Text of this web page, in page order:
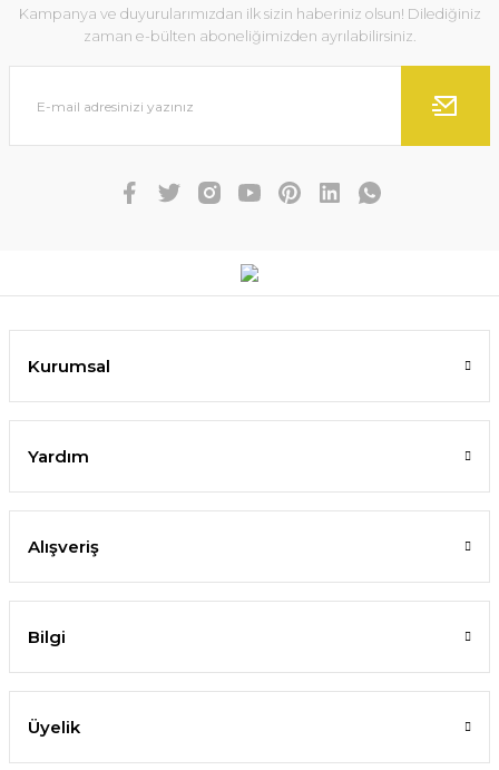
Kampanya ve duyurularımızdan ilk sizin haberiniz olsun! Dilediğiniz
zaman e-bülten aboneliğimizden ayrılabilirsiniz.
Kurumsal
Yardım
Alışveriş
Bilgi
Üyelik